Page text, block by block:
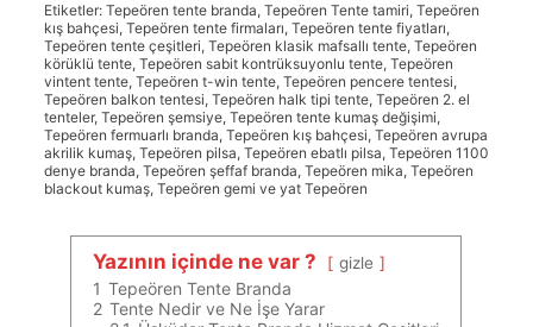
Etiketler: Tepeören tente branda, Tepeören Tente tamiri, Tepeören
kış bahçesi, Tepeören tente firmaları, Tepeören tente fiyatları,
Tepeören tente çeşitleri, Tepeören klasik mafsallı tente, Tepeören
körüklü tente, Tepeören sabit kontrüksuyonlu tente, Tepeören
vintent tente, Tepeören t-win tente, Tepeören pencere tentesi,
Tepeören balkon tentesi, Tepeören halk tipi tente, Tepeören 2. el
tenteler, Tepeören şemsiye, Tepeören tente kumaş değişimi,
Tepeören fermuarlı branda, Tepeören kış bahçesi, Tepeören avrupa
akrilik kumaş, Tepeören pilsa, Tepeören ebatlı pilsa, Tepeören 1100
denye branda, Tepeören şeffaf branda, Tepeören mika, Tepeören
blackout kumaş, Tepeören gemi ve yat Tepeören
Yazının içinde ne var ? gizle
1 Tepeören Tente Branda
2 Tente Nedir ve Ne İşe Yarar